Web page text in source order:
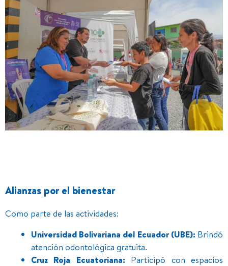
Alianzas por el bienestar
Como parte de las actividades:
Universidad Bolivariana del Ecuador (UBE): Brindó
atención odontológica gratuita.
Cruz Roja Ecuatoriana: Participó con espacios